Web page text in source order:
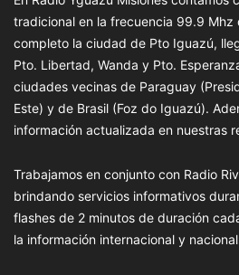
tradicional en la frecuencia 99.9
completo la ciudad de Pto Iguazú,
Pto. Libertad, Wanda y Pto.
ciudades vecinas de Paraguay
Este) y de Brasil (Foz do Iguazú).
información actualizada en nuestras
Trabajamos en conjunto con Radio
brindando servicios informativos
flashes de 2 minutos de duración
la información internacional y